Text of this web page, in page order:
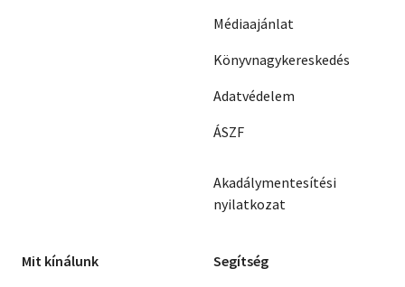
Médiaajánlat
Könyvnagykereskedés
Adatvédelem
ÁSZF
Akadálymentesítési
nyilatkozat
Mit kínálunk Segítség